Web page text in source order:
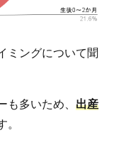
ミングについて聞
多いため、 出産
。